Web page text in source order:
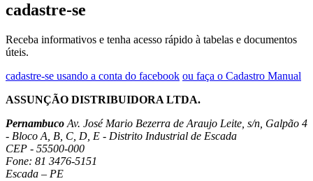
cadastre-se
Receba informativos e tenha acesso rápido à tabelas e documentos
úteis.
cadastre-se usando a conta do facebook ou faça o Cadastro Manual
ASSUNÇÃO DISTRIBUIDORA LTDA.
Pernambuco Av. José Mario Bezerra de Araujo Leite, s/n, Galpão 4
- Bloco A, B, C, D, E - Distrito Industrial de Escada
CEP - 55500-000
Fone: 81 3476-5151
Escada – PE